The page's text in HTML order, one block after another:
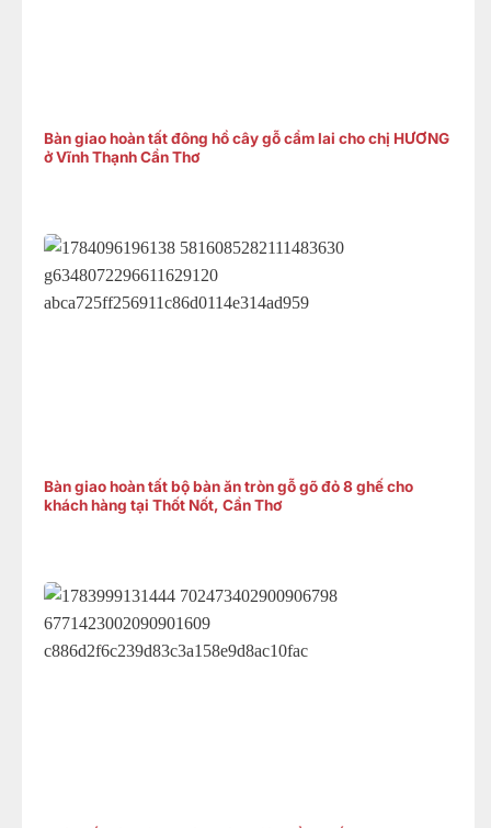
Bàn giao hoàn tất đông hồ cây gỗ cẩm lai cho chị HƯƠNG
ở Vĩnh Thạnh Cần Thơ
Bàn giao hoàn tất bộ bàn ăn tròn gỗ gõ đỏ 8 ghế cho
khách hàng tại Thốt Nốt, Cần Thơ